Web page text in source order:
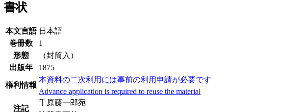
書状
本文言語 日本語
巻冊数
1
形態
（封筒入）
出版年
1875
権利情報
本資料の二次利用には事前の利用申請が必要です
Advance application is required to reuse the material
注記
千原藤一郎宛